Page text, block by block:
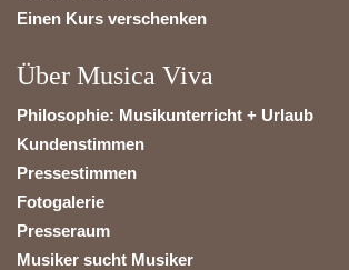
Einen Kurs verschenken
Über Musica Viva
Philosophie: Musikunterricht + Urlaub
Kundenstimmen
Pressestimmen
Fotogalerie
Presseraum
Musiker sucht Musiker